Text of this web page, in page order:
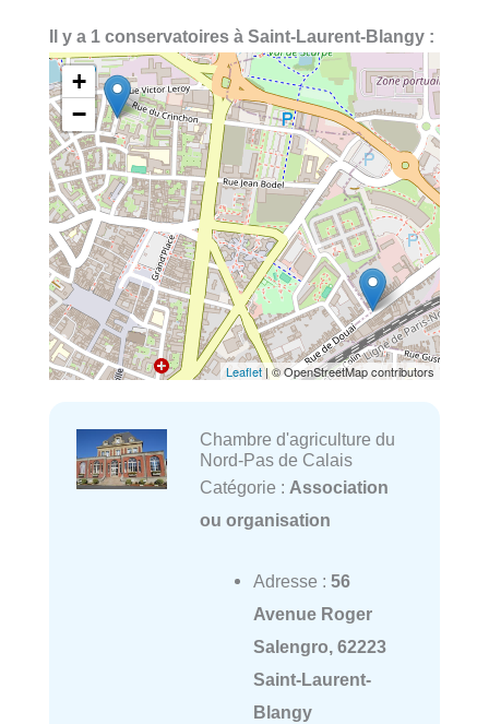
Il y a 1 conservatoires à Saint-Laurent-Blangy :
+
−
Leaflet| © OpenStreetMap contributors
Chambre d'agriculture du
Nord-Pas de Calais
Catégorie : Association
ou organisation
Adresse : 56
Avenue Roger
Salengro, 62223
Saint-Laurent-
Blangy